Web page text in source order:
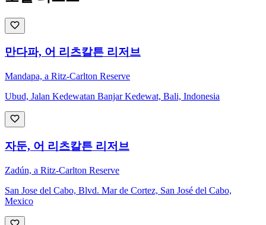
만다파, 어 리츠칼튼 리저브
Mandapa, a Ritz-Carlton Reserve
Ubud, Jalan Kedewatan Banjar Kedewat, Bali, Indonesia
자둔, 어 리츠칼튼 리저브
Zadún, a Ritz-Carlton Reserve
San Jose del Cabo, Blvd. Mar de Cortez, San José del Cabo,
Mexico